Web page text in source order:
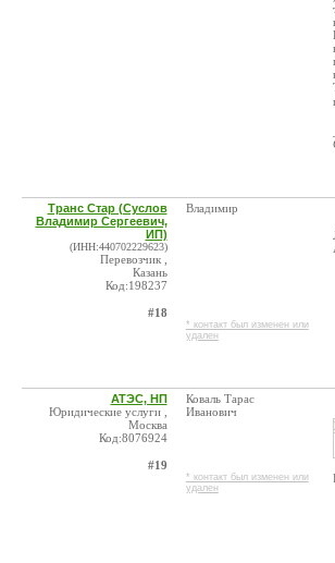
Транс Стар (Суслов
Владимир Сергеевич,
ИП)
(ИНН:440702229623)
Перевозчик ,
Казань
Код:198237
#18
Владимир
* контакт был изменен или
удален
АТЭС, НП
Юридические услуги ,
Москва
Код:8076924
#19
Коваль Тарас
Иванович
* контакт был изменен или
удален